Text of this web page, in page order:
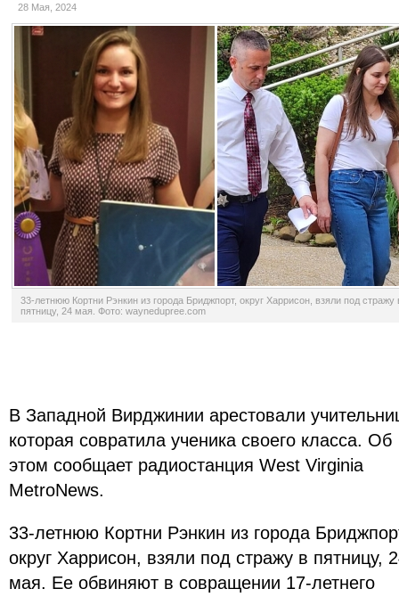
28 Мая, 2024
33-летнюю Кортни Рэнкин из города Бриджпорт, округ Харрисон, взяли под стражу
пятницу, 24 мая. Фото: waynedupree.com
В Западной Вирджинии арестовали
которая совратила ученика своего класса. Об
этом сообщает радиостанция West Virginia
MetroNews.
33-летнюю Кортни Рэнкин из города
округ Харрисон, взяли под стражу в пятницу,
мая. Ее обвиняют в совращении 17-летнего